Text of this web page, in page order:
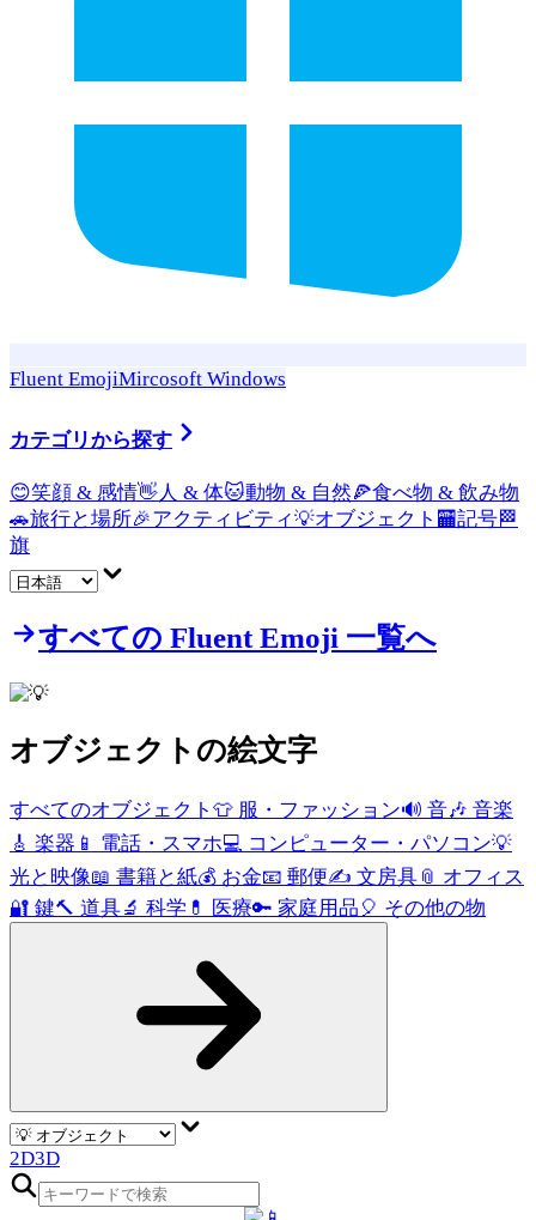
Fluent EmojiMircosoft Windows
カテゴリから探す
😊笑顔 & 感情👋 人 & 体🐱動物 & 自然🍕食べ物 & 飲み物
🚗旅行と場所🎉アクティビティ💡オブジェクト 🏧記号🏁
旗
すべての Fluent Emoji 一覧へ
オブジェクト の絵文字
すべてのオブジェクト 👕 服・ファッション🔊 音🎶 音楽
🎸 楽器 📱 電話・スマホ💻 コンピューター・パソコン💡
光と映像📖 書籍と紙💰 お金📧 郵便✍️ 文房具 📎 オフィス
🔐 鍵🔨 道具🔬 科学 💊 医療🔑 家庭用品 🎈 その他の物
2D3D